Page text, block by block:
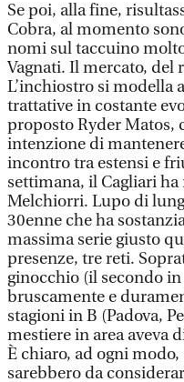
Se poi, alla fine,
Cobra, al momento
nomi sul taccuino
Vagnati. Il mercato, del
L’inchiostro si modella
trattative in costante
proposto Ryder Matos,
intenzione di
incontro tra estensi e
settimana, il Cagliari ha
Melchiorri. Lupo di
30enne che ha
massima serie giusto
presenze, tre reti.
ginocchio (il secondo
bruscamente e
stagioni in B (Padova,
mestiere in area aveva
È chiaro, ad ogni
sarebbero da